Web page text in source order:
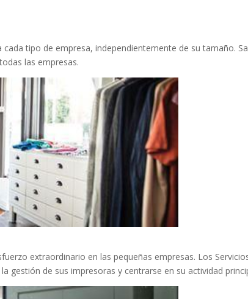
tipo de empresa, independientemente de su tamaño.
las empresas.
extraordinario en las pequeñas empresas. Los
gestión de sus impresoras y centrarse en su actividad